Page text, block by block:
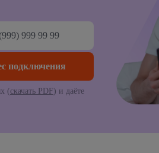
(скачать PDF) и даёте